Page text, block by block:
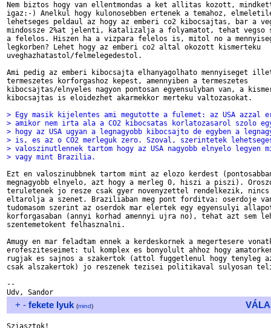
Nem biztos hogy van ellentmondas a ket allitas kozott,
igaz:-) Anelkul hogy kulonosebben ertenek a temahoz,
lehetseges peldaul az hogy az emberi co2 kibocsajtas, bar a
mindossze 2%at jelenti, katalizalja a folyamatot, tehat vegso
a felelos. Hiszen ha a vizpara felelos is, mitol no a
legkorben? Lehet hogy az emberi co2 altal okozott kismerteku
uveghazhatastol/felmelegedestol.
Ami pedig az emberi kibocsajta elhanyagolhato mennyiseget
termeszetes korforgashoz kepest, amennyiben a termeszetes
kibocsajtas/elnyeles nagyon pontosan egyensulyban van, a
kibocsajtas is eloidezhet akarmekkor merteku valtozasokat.
> Egy masik kijelentes ami megutotte a fulemet: az USA azzal
> amikor nem irta ala a CO2 kibocsatas korlatozasarol szolo
> hogy az USA ugyan a legnagyobb kibocsajto de egyben a
> is, es az o CO2 merleguk zero. Szoval, szerintetek lehetseges
> valoszinutlennek tartom hogy az USA nagyobb elnyelo legyen
> vagy mint Brazilia.
Ezt en valoszinubbnek tartom mint az elozo kerdest
megnagyobb elnyelo, azt hogy a merleg 0, hiszi a piszi).
teruletenek jo resze csak gyer novenyzettel rendelkezik, nincs
eltarolja a szenet. Braziliaban meg pont forditva: oserdoje
tudomasom szerint az oserdok mar elertek egy egyensulyi
korforgasaban (annyi korhad amennyi ujra no), tehat azt sem
szentemetokent felhasznalni.
Amugy en mar feladtam ennek a kerdeskornek a megertesere
erofesziteseimet: tul komplex es bonyolult ahhoz hogy
rugjak es sajnos a szakertok (attol fuggetlenul hogy tenyleg
csak alszakertok) jo reszenek tezisei politikaval sulyosan
--
+ - fekete lyuk (mind)
Sziasztok!